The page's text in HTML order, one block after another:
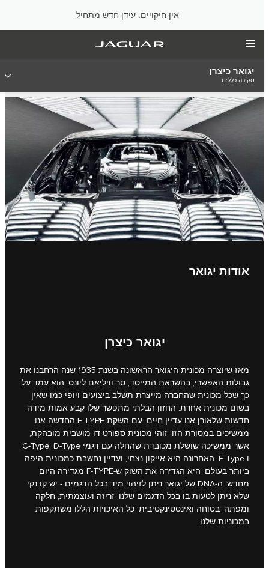
אין חיקויים. עידן חדש מתחיל
יגואר כיצרן
סקירה כללית
אודות יגואר
יגואר כיצרן
מאז שיוצרה מכונית היגואר הראשונה בשנת 1935 שנה הרחבנו את
גבולות האפשרי, בהשראת המייסד, סר וויליאם ליונס. הוא עמד על
כך שכל מכונית שהחברה מייצרת תשלב ביצועים ויופי כמו שאין
בשום מכונית אחרת. החזון הבלתי מתפשר שלו קבע אמות מידה
חדשות שלאורן אנו עדיין חיים. עם השקת F‑TYPE החדשה אנו
ממשיכים במסורת הזו. זוהי מכונית ספורט דו-מושבית מובהקת,
אשר ממשיכה שושלת מכובדת שהחלה עם דגמי C‑Type, D‑Type
ו-E‑Type. האחרונה היא אייקון נצחי, ועדיין נחשבת כמכונית היפה
ביותר בעולם. היא הגדירה את השוק ש-F‑TYPE מגדירה היום
מחדש. ה-DNA של יגואר ניתן לזיהוי מיד בכל הדגמים - יש קו נקי
שלא ניתן לטעות בו בכל הדגמים שלנו. זריזה ועוצמתית, חלקה
ומפתה, בטוחה ואינסטינקטיבית: כל האיכויות הללו משתקפות
במכוניות שלנו.